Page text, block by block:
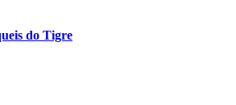
do Tigre